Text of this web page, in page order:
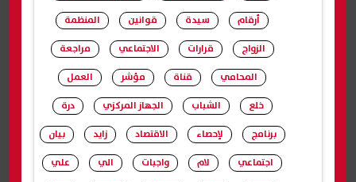
أرقام
سيدة قوانين
المنظمة
الزواج
قرارات الاجتماعي
مراجعة
المحامي
قناة مؤشر
العمل
خلع
الشباب الجهاز المركزي
درة
برنامج
لإحصاء الاقتصاد زايد
بيان
اجتماعي
لام واجبات الي
علي